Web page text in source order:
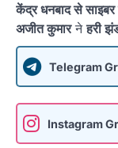
केंद्र धनबाद से
अजीत कुमारनेहरी
Telegram
Instagram